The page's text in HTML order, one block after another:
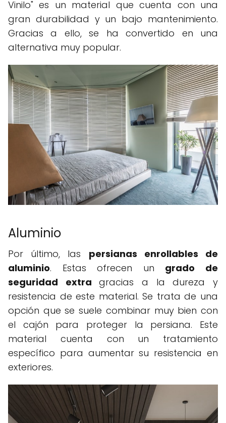
Vinilo" es un material que cuenta con una
gran durabilidad y un bajo mantenimiento.
Gracias a ello, se ha convertido en una
alternativa muy popular.
Aluminio
Por último, las persianas enrollables de
aluminio. Estas ofrecen un grado de
seguridad extragracias a la dureza y
resistencia de este material. Se trata de una
opción que se suele combinar muy bien con
el cajón para proteger la persiana. Este
material cuenta con un tratamiento
específico para aumentar su resistencia en
exteriores.